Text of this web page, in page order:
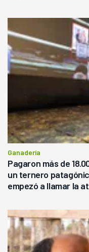
Ganadería
Pagaron más de
un ternero
empezó a llamar la